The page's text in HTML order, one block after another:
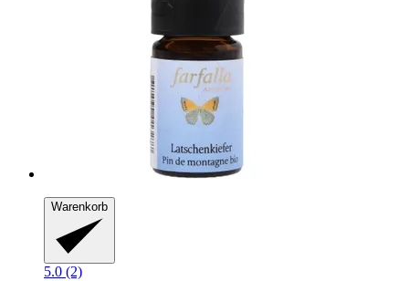
Warenkorb
5.0 (2)